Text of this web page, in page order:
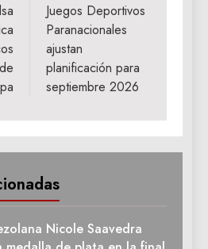
Juegos Deportivos
Paranacionales
ajustan
planificación para
septiembre 2026
Nicole Saavedra